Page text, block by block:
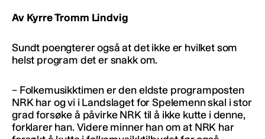
Av Kyrre Tromm Lindvig
Sundt poengterer også at det ikke er hvilket som
helst program det er snakk om.
– Folkemusikktimen er den eldste programposten
NRK har og vi i Landslaget for Spelemenn skal i stor
grad forsøke å påvirke NRK til å ikke kutte i denne,
forklarer han. Videre minner han om at NRK har